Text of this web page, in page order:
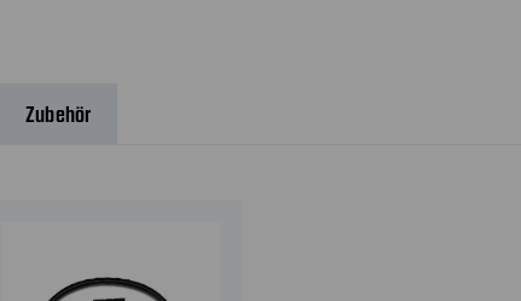
Zubehör